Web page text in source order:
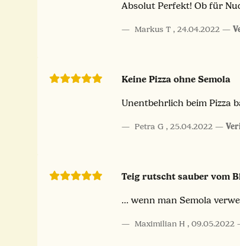
Absolut Perfekt! Ob für
Markus T , 24.04.2022
Keine Pizza ohne Semola
Unentbehrlich beim Pizza
Petra G , 25.04.2022
Teig rutscht sauber vom
... wenn man Semola
Maximilian H , 09.05.2022